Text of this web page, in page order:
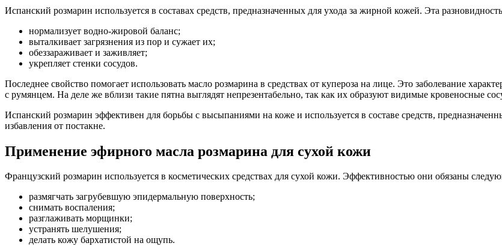
Испанский розмарин используется в составах средств, предназначенных для ухода за жирной кожей. Эта
нормализует водно-жировой баланс;
выталкивает загрязнения из пор и сужает их;
обеззараживает и заживляет;
укрепляет стенки сосудов.
Последнее свойство помогает использовать масло розмарина в средствах от купероза на лице. Это заболевание
с румянцем. На деле же вблизи такие пятна выглядят непрезентабельно, так как их образуют видимые кровеносные
Испанский розмарин эффективен для борьбы с высыпаниями на коже и используется в составе средств,
избавления от постакне.
Применение эфирного масла розмарина для сухой кожи
Французский розмарин используется в косметических средствах для сухой кожи. Эффективностью они обязаны
размягчать загрубевшую эпидермальную поверхность;
снимать воспаления;
разглаживать морщинки;
устранять шелушения;
делать кожу бархатистой на ощупь.